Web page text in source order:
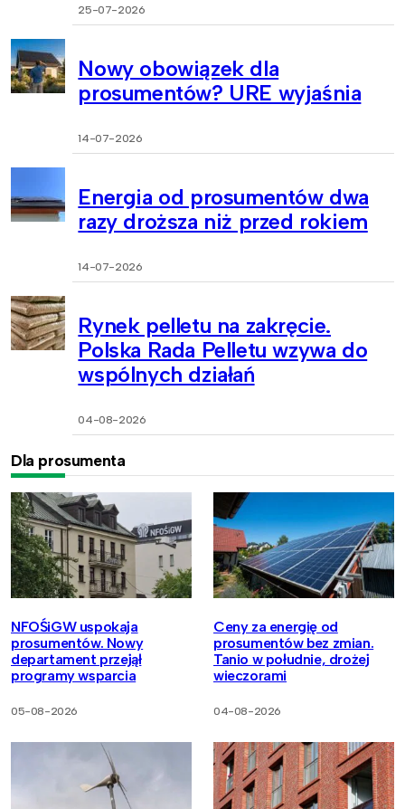
25-07-2026
Nowy obowiązek dla
prosumentów? URE wyjaśnia
14-07-2026
Energia od prosumentów dwa
razy droższa niż przed rokiem
14-07-2026
Rynek pelletu na zakręcie.
Polska Rada Pelletu wzywa do
wspólnych działań
04-08-2026
Dla prosumenta
NFOŚiGW uspokaja
prosumentów. Nowy
departament przejął
programy wsparcia
05-08-2026
Ceny za energię od
prosumentów bez zmian.
Tanio w południe, drożej
wieczorami
04-08-2026